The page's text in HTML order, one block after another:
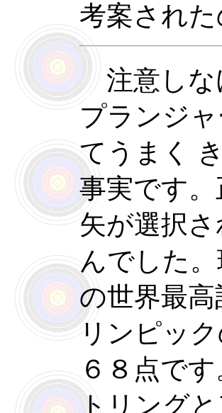
考案され
注意しな
プランジ
てうまく
事実です
矢が選択
んでした
の世界最
リンピッ
６８点で
トリング